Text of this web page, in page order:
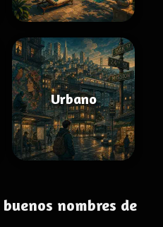
Urbano
nombres de